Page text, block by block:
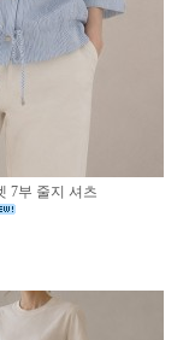
7부 줄지 셔츠